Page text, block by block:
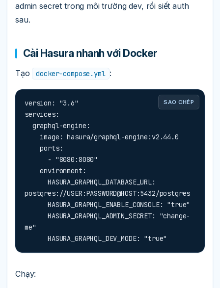
admin secret trong môi trường dev, rồi siết auth
sau.
Cài Hasura nhanh với Docker
Tạo docker-compose.yml :
SAO CHÉP
version: "3.6"
services:
    ports:
    environment:
      HASURA_GRAPHQL_DATABASE_URL:
postgres://USER:PASSWORD@HOST:5432/postgres
      HASURA_GRAPHQL_ENABLE_CONSOLE: "true"
      HASURA_GRAPHQL_ADMIN_SECRET: "change-
me"
      HASURA_GRAPHQL_DEV_MODE: "true"
Chạy: